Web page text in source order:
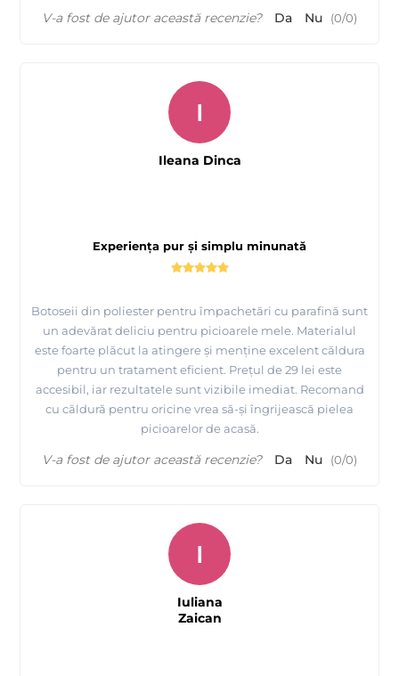
V-a fost de ajutor această recenzie? Da Nu (0/0)
Experiența pur și simplu minunată
Botoseii din poliester pentru împachetări cu parafină sunt
un adevărat deliciu pentru picioarele mele. Materialul
este foarte plăcut la atingere și menține excelent căldura
pentru un tratament eficient. Prețul de 29 lei este
accesibil, iar rezultatele sunt vizibile imediat. Recomand
cu căldură pentru oricine vrea să-și îngrijească pielea
picioarelor de acasă.
I
Ileana Dinca
V-a fost de ajutor această recenzie? Da Nu (0/0)
I
Iuliana
Zaican